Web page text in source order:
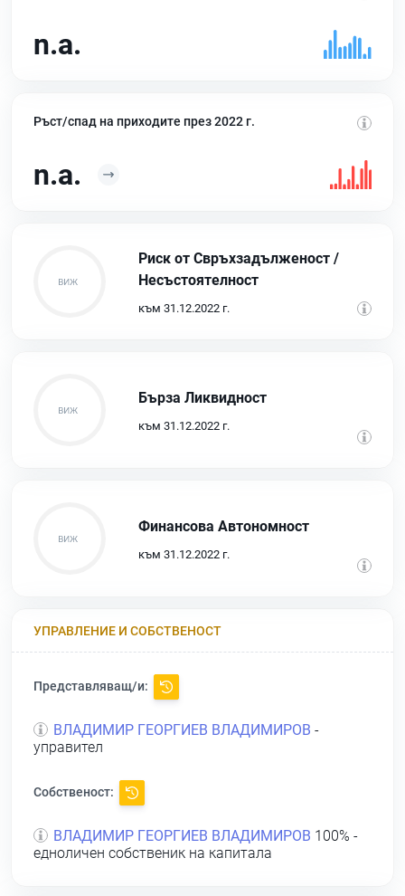
n.a.
Ръст/спад на приходите през 2022 г.
n.a.
Риск от Свръхзадълженост /
Несъстоятелност
към 31.12.2022 г.
Бърза Ликвидност
към 31.12.2022 г.
Финансова Автономност
към 31.12.2022 г.
УПРАВЛЕНИЕ И СОБСТВЕНОСТ
Представляващ/и:
ВЛАДИМИР ГЕОРГИЕВ ВЛАДИМИРОВ -
управител
Собственост:
ВЛАДИМИР ГЕОРГИЕВ ВЛАДИМИРОВ 100% -
едноличен собственик на капитала